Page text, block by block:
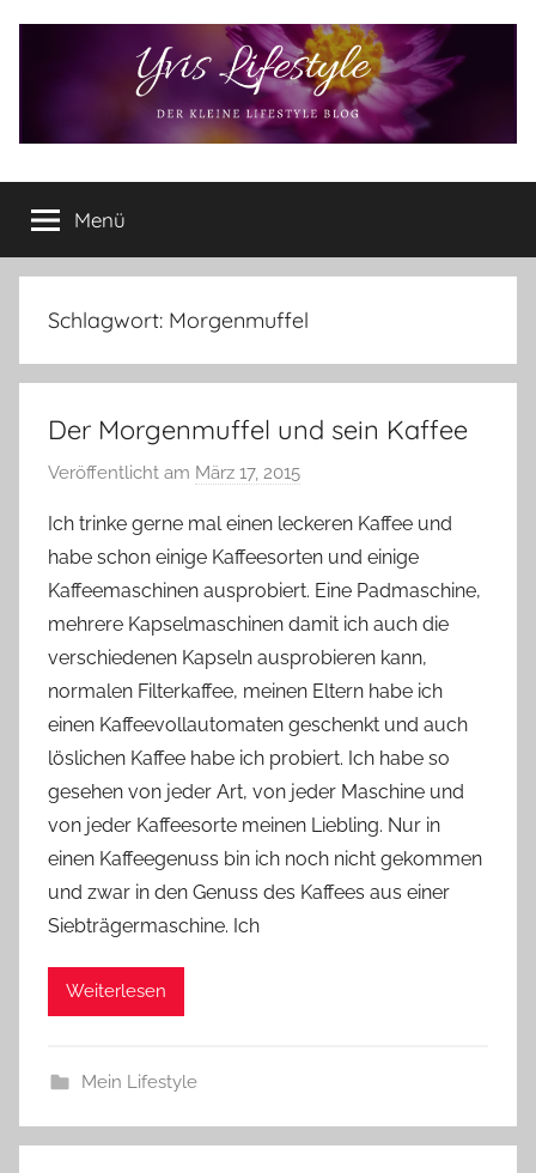
Yvis
Lifestyle
Lifestyle
Blog
–
Lifestyle,
Produkttests
vieles
Menü
Schlagwort: Morgenmuffel
Der Morgenmuffel und sein Kaffee
Veröffentlicht am März 17, 2015
n
Y
v
o
n
n
e
Ich trinke gerne mal einen leckeren Kaffee und
habe schon einige Kaffeesorten und einige
Kaffeemaschinen ausprobiert. Eine Padmaschine,
mehrere Kapselmaschinen damit ich auch die
verschiedenen Kapseln ausprobieren kann,
normalen Filterkaffee, meinen Eltern habe ich
einen Kaffeevollautomaten geschenkt und auch
löslichen Kaffee habe ich probiert. Ich habe so
gesehen von jeder Art, von jeder Maschine und
von jeder Kaffeesorte meinen Liebling. Nur in
einen Kaffeegenuss bin ich noch nicht gekommen
und zwar in den Genuss des Kaffees aus einer
Siebträgermaschine. Ich
Weiterlesen
Mein Lifestyle